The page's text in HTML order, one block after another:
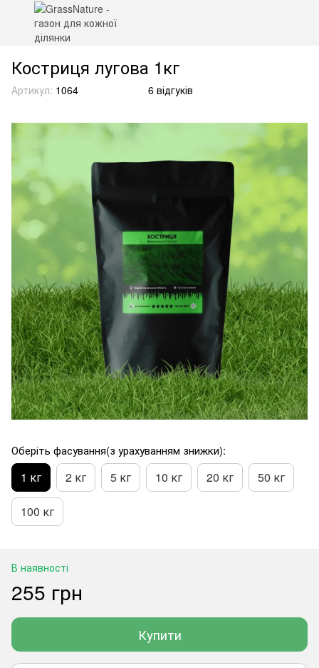
Костриця лугова 1кг
Артикул: 1064 6 відгуків
Оберіть фасування(з урахуванням знижки):
1 кг 2 кг 5 кг 10 кг 20 кг 50 кг
100 кг
В наявності
255 грн
Купити